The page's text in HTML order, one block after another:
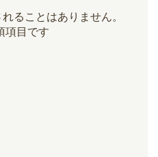
ることはありません。
項目です